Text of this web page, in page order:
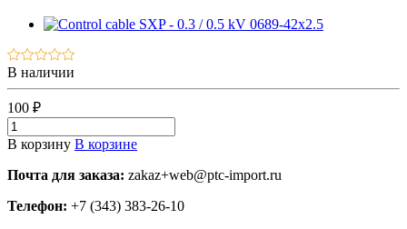
В наличии
100 ₽
В корзину В корзине
Почта для заказа: zakaz+web@ptc-import.ru
Телефон: +7 (343) 383-26-10